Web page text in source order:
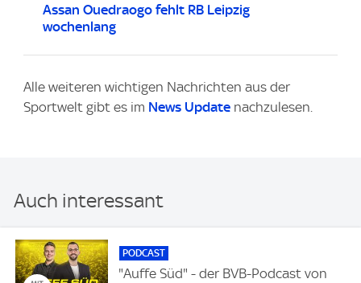
Assan Ouedraogo fehlt RB Leipzig
wochenlang
Alle weiteren wichtigen Nachrichten aus der
Sportwelt gibt es im News Update nachzulesen.
Auch interessant
PODCAST
"Auffe Süd" - der BVB-Podcast von